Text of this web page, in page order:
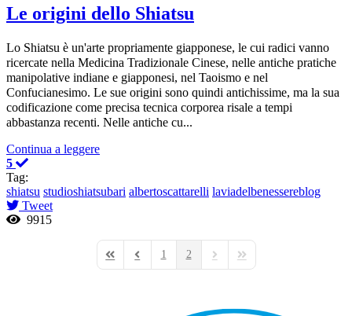
Le origini dello Shiatsu
Lo Shiatsu è un'arte propriamente giapponese, le cui radici vanno
ricercate nella Medicina Tradizionale Cinese, nelle antiche pratiche
manipolative indiane e giapponesi, nel Taoismo e nel
Confucianesimo. Le sue origini sono quindi antichissime, ma la sua
codificazione come precisa tecnica corporea risale a tempi
abbastanza recenti. Nelle antiche cu...
Continua a leggere
5
Tag:
shiatsu studioshiatsubari albertoscattarelli laviadelbenessereblog
Tweet
9915
1 2